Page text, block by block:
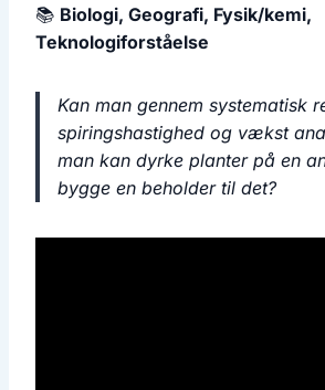
📚 Biologi, Geografi, Fysik/kemi,
Teknologiforståelse
Kan man gennem systematisk
spiringshastighed og vækst
man kan dyrke planter på en
bygge en beholder til det?